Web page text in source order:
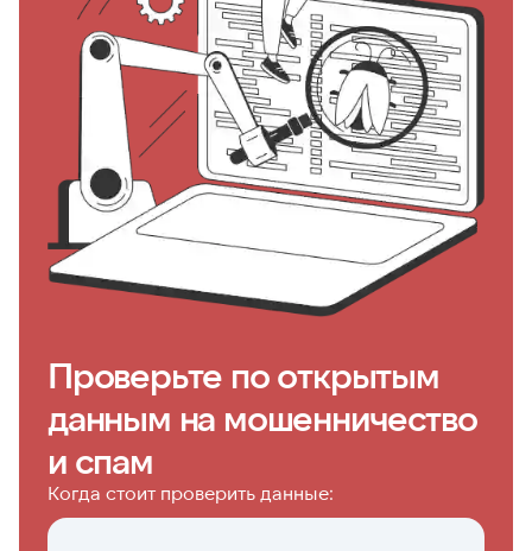
Проверьте по открытым
данным на мошенничество
и спам
Когда стоит проверить данные: